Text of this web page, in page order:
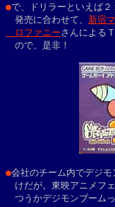
●で、ドリラーといえば
発売に合わせて、 新宿
ロファニーさんによる
ので、是非！
●会社のチーム内でデジ
けだが。東映アニメフ
つうかデジモンブーム